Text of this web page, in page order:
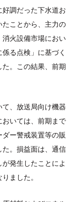
調だった下水道お
たことから、主力の
火設備市場におい
る点検」に基づく
。この結果、前期
、放送局向け機器
いては、前期まで
ー警戒装置等の販
。損益面は、通信
発生したことによ
ました。